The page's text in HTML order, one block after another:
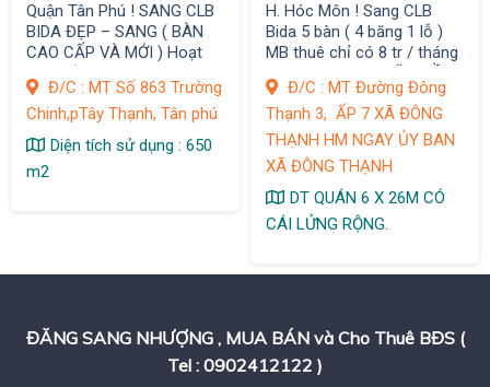
Quận Tân Phú ! SANG CLB
BIDA ĐẸP – SANG ( BÀN
CAO CẤP VÀ MỚI ) Hoạt
Đ/C : MT Số 863 Trường
Chinh,pTây Thạnh, Tân phú
Diện tích sử dụng : 650
m2
H. Hóc Môn ! Sang CLB
Bida 5 bàn ( 4 băng 1 lỗ )
MB thuê chỉ có 8 tr / tháng
ĐƯỜNG NHỰA
Đ/C : MT Đường Đông
Thạnh 3, ẤP 7 XÃ ĐÔNG
THẠNH HM NGAY ỦY BAN
XÃ ĐÔNG THẠNH
DT QUÁN 6 X 26M CÓ
CÁI LỬNG RỘNG.
ĐĂNG SANG NHƯỢNG , MUA BÁN và Cho Thuê BĐS (
Tel : 0902412122 )